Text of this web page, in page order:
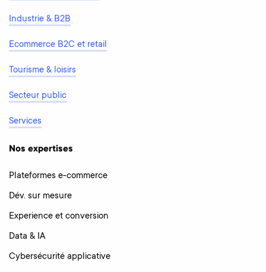
Industrie & B2B
Ecommerce B2C et retail
Tourisme & loisirs
Secteur public
Services
Nos expertises
Plateformes e-commerce
Dév. sur mesure
Experience et conversion
Data & IA
Cybersécurité applicative